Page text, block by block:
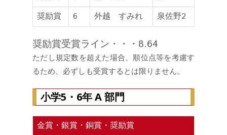
奨励賞
6 外越 すみれ 泉佐野2
奨励賞受賞ライン・・・8.64
ただし規定数を超えた場合、順位点等を考慮す
るため、必ずしも受賞するとは限りません。
小学5・6年 A 部門
金賞・銀賞・銅賞・奨励賞